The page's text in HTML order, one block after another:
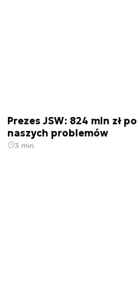
Prezes JSW: 824 mln zł
naszych problemów
3 min.